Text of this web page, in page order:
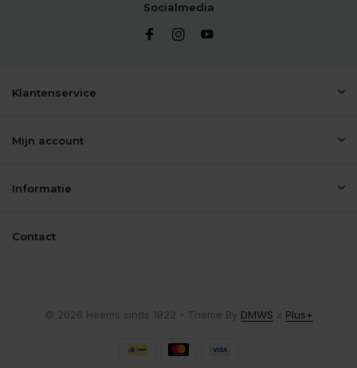
Socialmedia
Klantenservice
Mijn account
Informatie
Contact
© 2026 Heems sinds 1822 - Theme By DMWS x Plus+